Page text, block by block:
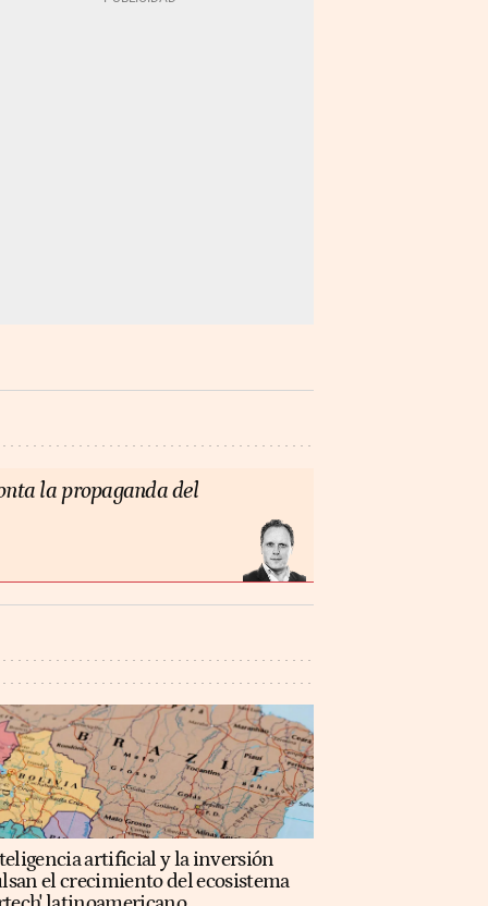
la propaganda del
artificial y la inversión
el crecimiento del ecosistema